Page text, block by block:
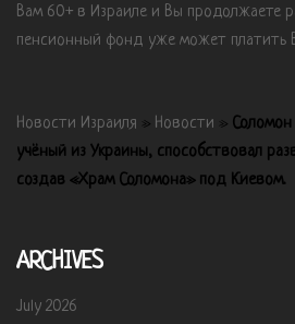
Вам 60+ в Израиле и Вы продолжаете
пенсионный фонд уже может платить
Новости Израиля » Новости »
учёный из Украины, способствовал
создав «Храм Соломона» под Киевом.
ARCHIVES
July 2026